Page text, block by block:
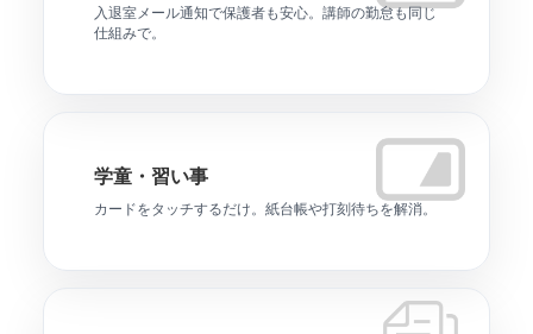
入退室メール通知で保護者も安心。講師の勤怠も同じ
仕組みで。
学童・習い事
カードをタッチするだけ。紙台帳や打刻待ちを解消。